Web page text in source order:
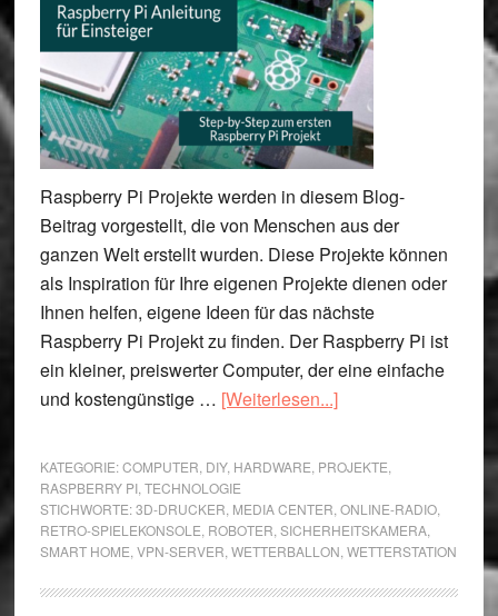
Raspberry Pi Projekte werden in diesem Blog-
Beitrag vorgestellt, die von Menschen aus der
ganzen Welt erstellt wurden. Diese Projekte können
als Inspiration für Ihre eigenen Projekte dienen oder
Ihnen helfen, eigene Ideen für das nächste
Raspberry Pi Projekt zu finden. Der Raspberry Pi ist
ein kleiner, preiswerter Computer, der eine einfache
und kostengünstige … [Weiterlesen...]ÜberRaspberry
Top
10
KATEGORIE:COMPUTER DIY, HARDWARE PROJEKTE
RASPBERRY PI, TECHNOLOGIE
STICHWORTE:3D-DRUCKER MEDIA CENTER ONLINE-RADIO,
RETRO-SPIELEKONSOLE ROBOTER SICHERHEITSKAMERA,
SMART HOME VPN-SERVER WETTERBALLON WETTERSTATION